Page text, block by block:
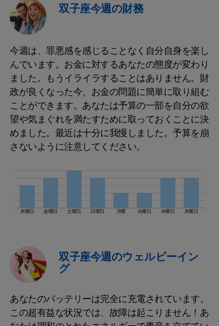
双子座今週の財務
木曜日 金曜日 土曜日 日曜日 月曜 火曜日 水曜日 木曜日
今週は、罪悪感を感じることなく自分自身を楽し
んでいます。お金に対するあなたの態度が変わり
ました。もうイライラすることはありません。財
政が良くなった今、お金の問題に簡単に取り組む
ことができます。あなたは予算の一部を自分の欲
望や気まぐれを満たすために取っておくことに決
めました。最近は十分に我慢しました。予算を崩
さないように注意してください。
双子座今週のウェルビーイン
グ
あなたのバッテリーは完全に充電されています。
この超有益な状況では、故障は起こりません！あ